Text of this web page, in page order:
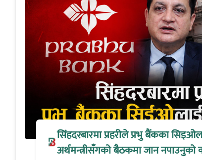
सिंहदरबारमा प्रहरीले प्रभु बैंकका
अर्थमन्त्रीसँगको बैठकमा जान नपाउनुको